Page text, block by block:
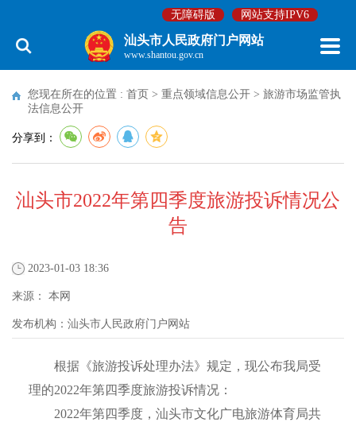
无障碍版 网站支持IPV6
汕头市人民政府门户网站
www.shantou.gov.cn
您现在所在的位置 : 首页 > 重点领域信息公开 > 旅游市场监管执
法信息公开
分享到：
汕头市2022年第四季度旅游投诉情况公
告
2023-01-03 18:36
来源： 本网
发布机构： 汕头市人民政府门户网站
根据《旅游投诉处理办法》规定，现公布我局受
理的2022年第四季度旅游投诉情况：
2022年第四季度，汕头市文化广电旅游体育局共